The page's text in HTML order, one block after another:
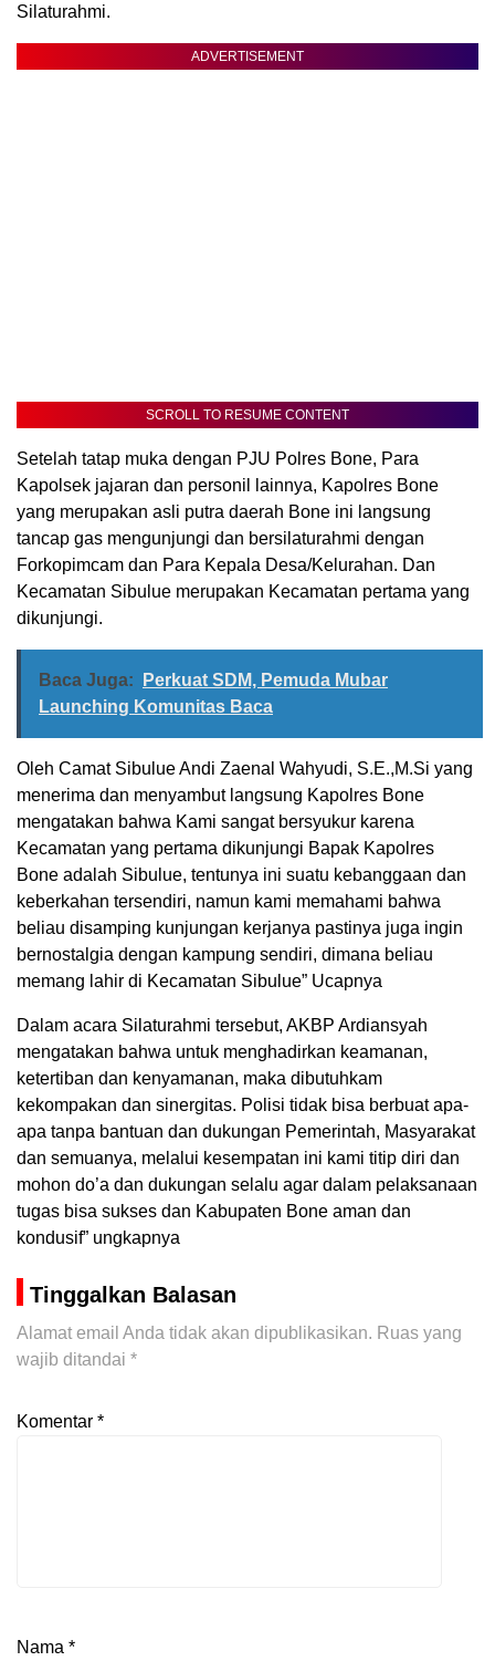
Silaturahmi.
ADVERTISEMENT
SCROLL TO RESUME CONTENT
Setelah tatap muka dengan PJU Polres Bone, Para
Kapolsek jajaran dan personil lainnya, Kapolres Bone
yang merupakan asli putra daerah Bone ini langsung
tancap gas mengunjungi dan bersilaturahmi dengan
Forkopimcam dan Para Kepala Desa/Kelurahan. Dan
Kecamatan Sibulue merupakan Kecamatan pertama yang
dikunjungi.
Baca Juga:
Perkuat SDM, Pemuda Mubar
Launching Komunitas Baca
Oleh Camat Sibulue Andi Zaenal Wahyudi, S.E.,M.Si yang
menerima dan menyambut langsung Kapolres Bone
mengatakan bahwa Kami sangat bersyukur karena
Kecamatan yang pertama dikunjungi Bapak Kapolres
Bone adalah Sibulue, tentunya ini suatu kebanggaan dan
keberkahan tersendiri, namun kami memahami bahwa
beliau disamping kunjungan kerjanya pastinya juga ingin
bernostalgia dengan kampung sendiri, dimana beliau
memang lahir di Kecamatan Sibulue” Ucapnya
Dalam acara Silaturahmi tersebut, AKBP Ardiansyah
mengatakan bahwa untuk menghadirkan keamanan,
ketertiban dan kenyamanan, maka dibutuhkam
kekompakan dan sinergitas. Polisi tidak bisa berbuat apa-
apa tanpa bantuan dan dukungan Pemerintah, Masyarakat
dan semuanya, melalui kesempatan ini kami titip diri dan
mohon do’a dan dukungan selalu agar dalam pelaksanaan
tugas bisa sukses dan Kabupaten Bone aman dan
kondusif” ungkapnya
Tinggalkan Balasan
Alamat email Anda tidak akan dipublikasikan. Ruas yang
wajib ditandai *
Komentar *
Nama *